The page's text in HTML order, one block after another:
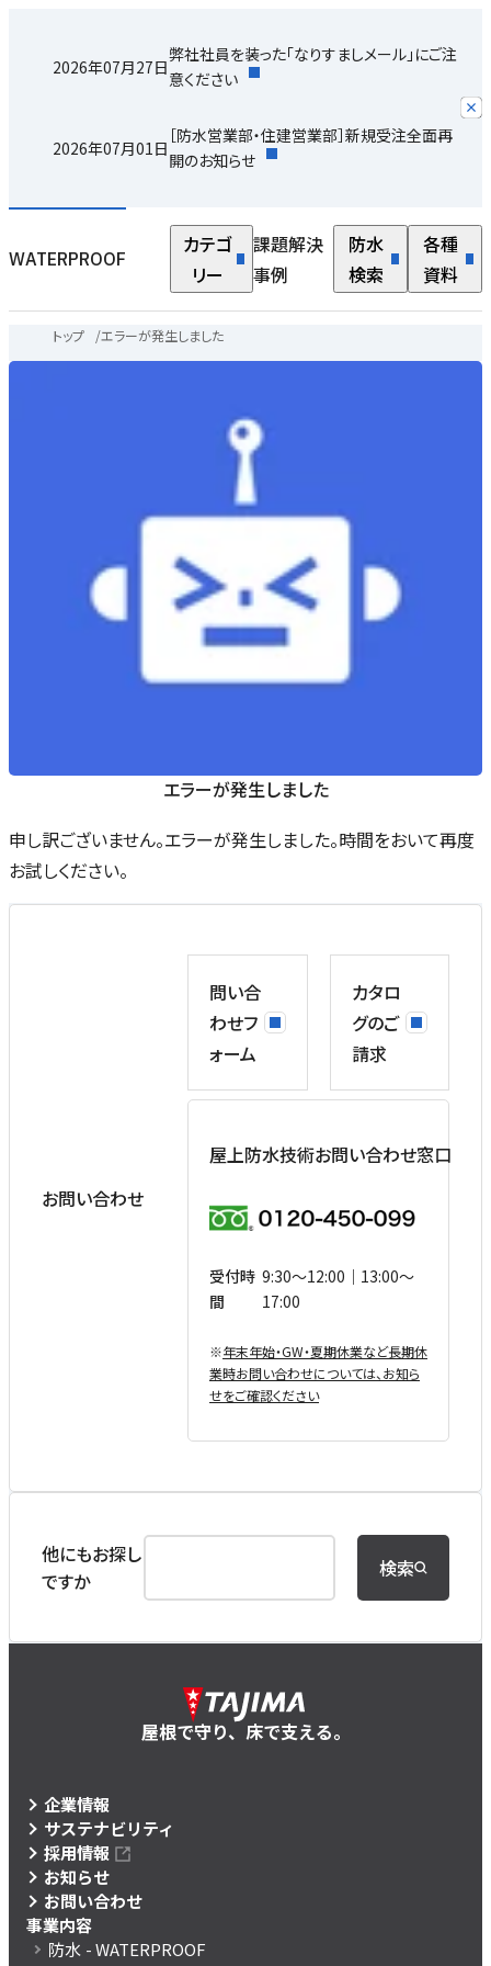
2026年07月27日
弊社社員を装った「なりすましメール」にご注
意ください
2026年07月01日
［防水営業部・住建営業部］新規受注全面再
開のお知らせ
WATERPROOF
カテゴ
リー
課題解決
事例
防水
検索
各種
資料
トップ /エラーが発生しました
エラーが発生しました
申し訳ございません。エラーが発生しました。時間をおいて再度
お試しください。
お問い合わせ
問い合
わせフ
ォーム
カタロ
グのご
請求
屋上防水技術お問い合わせ窓口
受付時
間
9:30〜12:00｜13:00〜
17:00
※年末年始・GW・夏期休業など⻑期休
業時お問い合わせについては、お知ら
せをご確認ください
他にもお探し
ですか
検索
屋根で守り、床で支える。
企業情報
サステナビリティ
採用情報
お知らせ
お問い合わせ
事業内容
防水 - WATERPROOF